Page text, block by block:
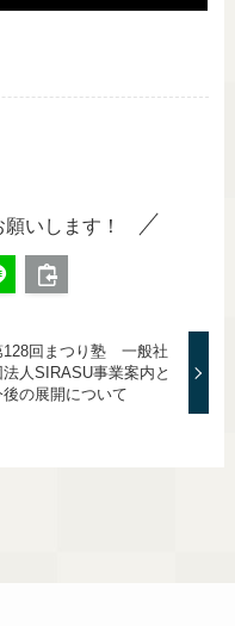
いします！
128回まつり塾 一般社
法人SIRASU事業案内と
後の展開について